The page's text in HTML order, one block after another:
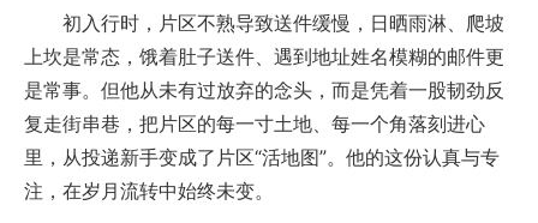
初入行时，片区不熟导致送件缓慢，日晒雨淋、爬坡
上坎是常态，饿着肚子送件、遇到地址姓名模糊的邮件更
是常事。但他从未有过放弃的念头，而是凭着一股韧劲反
复走街串巷，把片区的每一寸土地、每一个角落刻进心
里，从投递新手变成了片区“活地图”。他的这份认真与专
注，在岁月流转中始终未变。